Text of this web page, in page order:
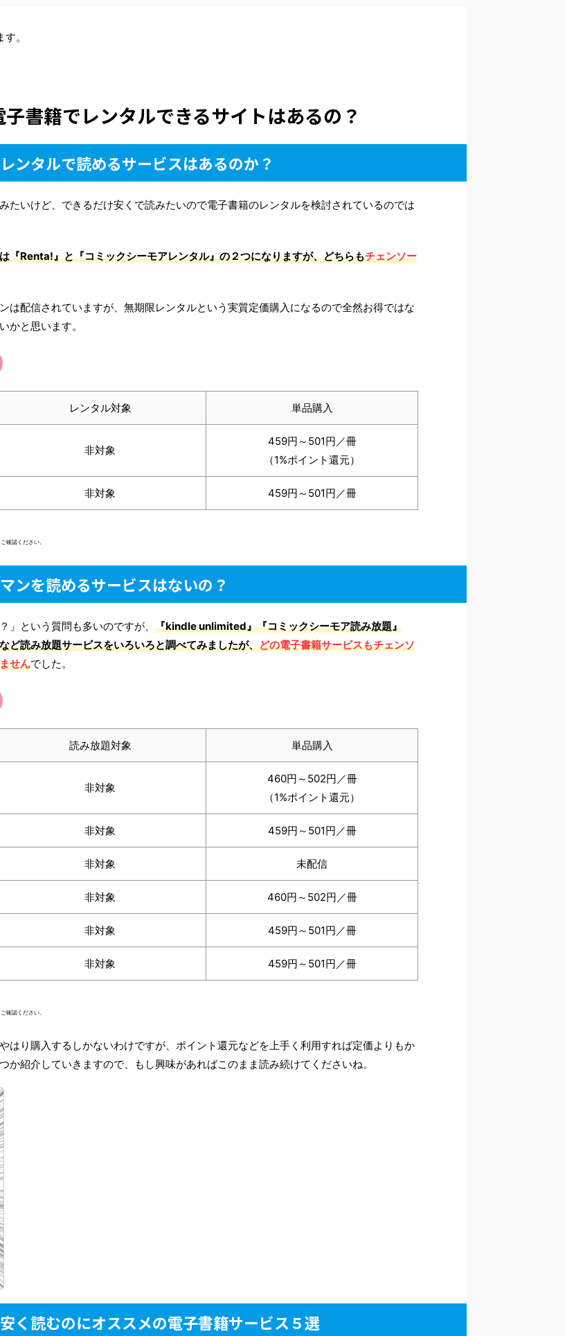
。
書籍でレンタルできるサイトはあるの？
ンタルで読めるサービスはあるのか？
たいけど、できるだけ安くで読みたいので電子書籍のレンタルを検討されているのでは
『Renta!』と『コミックシーモアレンタル』の２つになりますが、どちらもチェンソー
は配信されていますが、無期限レンタルという実質定価購入になるので全然お得ではな
かと思います。
レンタル対象 単品購入
非対象
459円～501円／冊
（1%ポイント還元）
非対象 459円～501円／冊
確認ください。
ンを読めるサービスはないの？
」という質問も多いのですが、 『kindle unlimited』『コミックシーモア読み放題』
ど読み放題サービスをいろいろと調べてみましたが、どの電子書籍サービスもチェンソ
せんでした。
読み放題対象 単品購入
非対象
460円～502円／冊
（1%ポイント還元）
非対象 459円～501円／冊
非対象 未配信
非対象 460円～502円／冊
非対象 459円～501円／冊
非対象 459円～501円／冊
確認ください。
はり購入するしかないわけですが、ポイント還元などを上手く利用すれば定価よりもか
紹介していきますので、もし興味があればこのまま読み続けてくださいね。
く読むのにオススメの電子書籍サービス５選